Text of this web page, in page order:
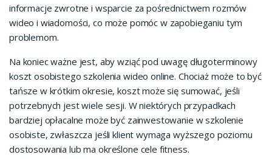
informacje zwrotne i wsparcie za pośrednictwem rozmów
wideo i wiadomości, co może pomóc w zapobieganiu tym
problemom.
Na koniec ważne jest, aby wziąć pod uwagę długoterminowy
koszt osobistego szkolenia wideo online. Chociaż może to być
tańsze w krótkim okresie, koszt może się sumować, jeśli
potrzebnych jest wiele sesji. W niektórych przypadkach
bardziej opłacalne może być zainwestowanie w szkolenie
osobiste, zwłaszcza jeśli klient wymaga wyższego poziomu
dostosowania lub ma określone cele fitness.